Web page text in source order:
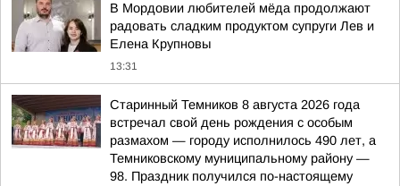
В Мордовии любителей мёда продолжают
радовать сладким продуктом супруги Лев и
Елена Крупновы
13:31
Старинный Темников 8 августа 2026 года
встречал свой день рождения с особым
размахом — городу исполнилось 490 лет, а
Темниковскому муниципальному району —
98. Праздник получился по-настоящему